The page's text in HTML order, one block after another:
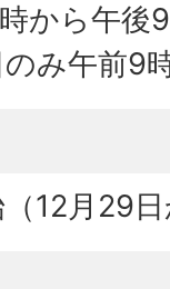
から午後
み午前9
12月29